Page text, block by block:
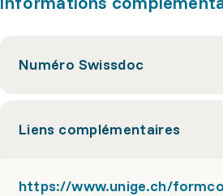
Numéro Swissdoc
Liens complémentaires
https://www.unige.ch/